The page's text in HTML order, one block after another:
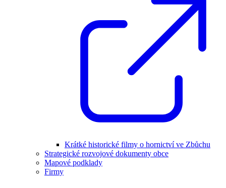
Krátké historické filmy o hornictví ve Zbůchu
Strategické rozvojové dokumenty obce
Mapové podklady
Firmy